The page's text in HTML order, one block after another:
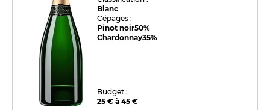
Blanc
Cépages :
Pinot noir50%
Chardonnay35%
Budget :
25 € à 45 €